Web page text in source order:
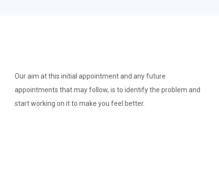
Our aim at this initial appointment and any future
appointments that may follow, is to identify the problem and
start working on it to make you feel better.